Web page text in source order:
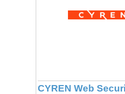
CYREN Web